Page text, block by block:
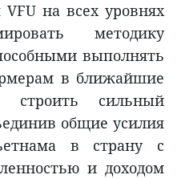
VFU на всех уровнях
методику
выполнять
в ближайшие
сильный
общие усилия
в страну с
и доходом